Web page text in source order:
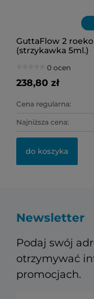
GuttaFlow 2 roeko
(strzykawka 5ml.)
0 ocen
238,80 zł
Cena regularna:
Najniższa cena:
do koszyka
Newsletter
Podaj swój
otrzymywać
promocjach.